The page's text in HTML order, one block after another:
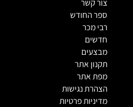
צור קשר
ספר החודש
רבי מכר
חדשים
מבצעים
תקנון אתר
מפת אתר
הצהרת נגישות
מדיניות פרטיות